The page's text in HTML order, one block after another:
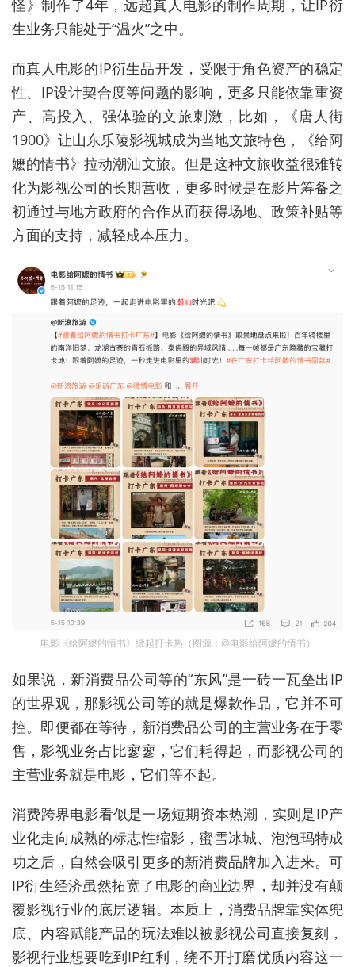
怪》制作了4年，远超真人电影的制作周期，让IP衍
生业务只能处于“温火”之中。
而真人电影的IP衍生品开发，受限于角色资产的稳定
性、IP设计契合度等问题的影响，更多只能依靠重资
产、高投入、强体验的文旅刺激，比如，《唐人街
1900》让山东乐陵影视城成为当地文旅特色，《给阿
嬷的情书》拉动潮汕文旅。但是这种文旅收益很难转
化为影视公司的长期营收 ， 更多时候是在影片筹备之
初通过与地方政府的合作从而获得场地、政策补贴等
方面的支持，减轻成本压力。
电影《给阿嬷的情书》掀起打卡热（图源：@电影给阿嬷的情书）
如果说，新消费品公司等的“东风”是一砖一瓦垒出IP
的世界观，那影视公司等的就是爆款作品，它并不可
控。即便都在等待，新消费品公司的主营业务在于零
售，影视业务占比寥寥，它们耗得起，而影视公司的
主营业务就是电影，它们等不起。
消费跨界电影看似是一场短期资本热潮， 实则是IP产
业化走向成熟的标志性缩影 ，蜜雪冰城、泡泡玛特成
功之后，自然会吸引更多的新消费品牌加入进来。可
IP衍生经济虽然拓宽了电影的商业边界，却并没有颠
覆影视行业的底层逻辑。本质上，消费品牌靠实体兜
底、内容赋能产品的玩法难以被影视公司直接复刻，
影视行业想要吃到IP红利，绕不开打磨优质内容这一